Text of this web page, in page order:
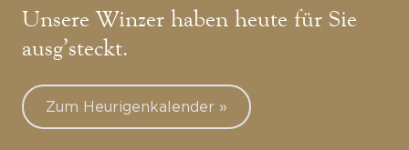
Unsere Winzer haben heute für Sie
ausg’steckt.
Zum Heurigenkalender »